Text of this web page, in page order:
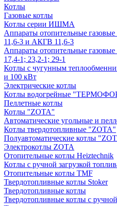
Котлы
Газовые котлы
Котлы серии ИШМА
Аппараты отопительные
11,6-3 и АКГВ 11,6-3
Аппараты отопительные
17,4-1; 23,2-1; 29-1
Котлы с чугунным
и 100 кВт
Электрические котлы
Котлы водогрейные
Пеллетные котлы
Котлы "ZOTA"
Автоматические угольные и
Котлы твердотопливные "ZOTA"
Полуавтоматические котлы
Электрокотлы ZOTA
Отопительные котлы Heiztechnik
Котлы с ручной загрузкой
Отопительные котлы TMF
Твердотопливные котлы Stoker
Твердотопливные котлы
Твердотопливные котлы с ручной